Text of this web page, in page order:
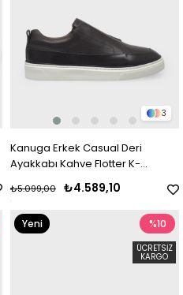
3
Kanuga Erkek Casual Deri
Ayakkabı Kahve Flotter K-
₺4.589,10
₺5.099,00
%10
ÜCRETSIZ
KARGO
Yeni